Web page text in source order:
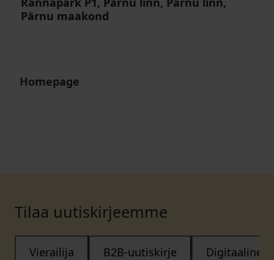
Pärnu maakond
Homepage
Tilaa uutiskirjeemme
Vierailija B2B-uutiskirje Digitaalinen